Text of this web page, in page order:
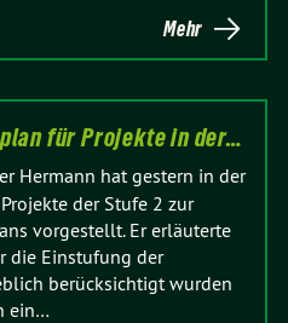
Mehr
für Projekte in der…
Hermann hat gestern in der
der Stufe 2 zur
vorgestellt. Er erläuterte
die Einstufung der
berücksichtigt wurden
ein…